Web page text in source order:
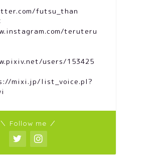
futsu_than
teruteru
users/153425
mixi.jp/list_voice.pl?
＼ Follow me ／